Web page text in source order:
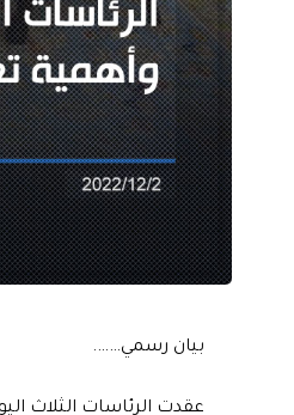
بيان رسمي…….